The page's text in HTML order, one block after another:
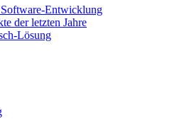
Entwicklung
der letzten Jahre
Lösung